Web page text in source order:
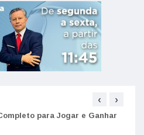
para Jogar e Ganhar
‹ ›